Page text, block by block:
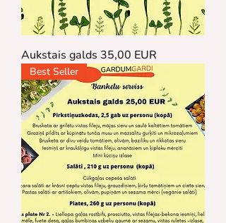
Aukstais galds 35,00 EUR
Best Seller